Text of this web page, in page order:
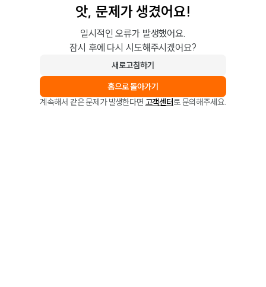
앗, 문제가 생겼어요!
일시적인 오류가 발생했어요.
잠시 후에 다시 시도해주시겠어요?
새로고침하기
홈으로 돌아가기
계속해서 같은 문제가 발생한다면 고객센터로 문의해주세요.